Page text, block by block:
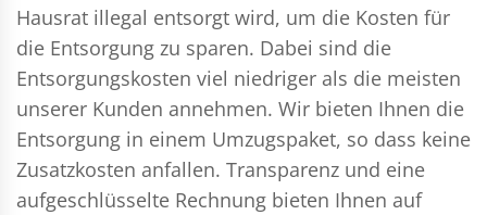
Hausrat illegal entsorgt wird, um die Kosten für
die Entsorgung zu sparen. Dabei sind die
Entsorgungskosten viel niedriger als die meisten
unserer Kunden annehmen. Wir bieten Ihnen die
Entsorgung in einem Umzugspaket, so dass keine
Zusatzkosten anfallen. Transparenz und eine
aufgeschlüsselte Rechnung bieten Ihnen auf